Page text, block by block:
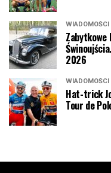
WIADOMOŚCI
Zabytkowe
2026
WIADOMOŚCI
Hat-trick
Tour de